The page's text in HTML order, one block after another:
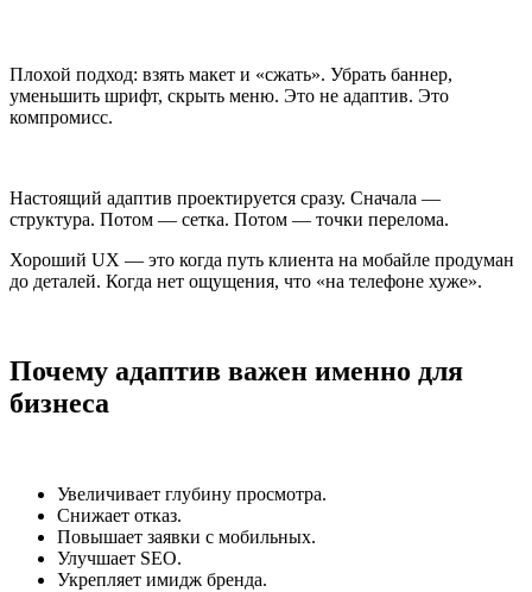
Плохой подход: взять макет и «сжать». Убрать баннер,
уменьшить шрифт, скрыть меню. Это не адаптив. Это
компромисс.
Настоящий адаптив проектируется сразу. Сначала —
структура. Потом — сетка. Потом — точки перелома.
Хороший UX — это когда путь клиента на мобайле продуман
до деталей. Когда нет ощущения, что «на телефоне хуже».
Почему адаптив важен именно для
бизнеса
Увеличивает глубину просмотра.
Снижает отказ.
Повышает заявки с мобильных.
Улучшает SEO.
Укрепляет имидж бренда.